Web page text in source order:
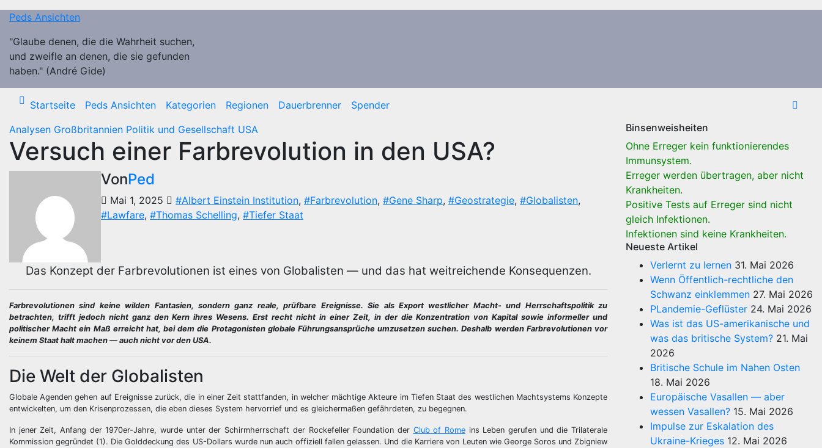
Zum
Inhalt
springen
Peds Ansichten
"Glaube denen, die die Wahrheit suchen,
und zweifle an denen, die sie gefunden
haben." (André Gide)
Startseite Peds Ansichten Kategorien Regionen Dauerbrenner
Spender
Analysen Großbritannien Politik und Gesellschaft USA
Versuch einer Farbrevolution in den USA?
VonPed
Mai 1, 2025 #Albert Einstein Institution, #Farbrevolution, #Gene Sharp, #Geostrategie, #Globalisten,
#Lawfare, #Thomas Schelling, #Tiefer Staat
Das Konzept der Farbrevolutionen ist eines von Globalisten — und das hat weitreichende Konsequenzen.
Farbrevolutionen sind keine wilden Fantasien, sondern ganz reale, prüfbare Ereignisse. Sie als Export westlicher Macht- und Herrschaftspolitik zu
betrachten, trifft jedoch nicht ganz den Kern ihres Wesens. Erst recht nicht in einer Zeit, in der die Konzentration von Kapital sowie informeller und
politischer Macht ein Maß erreicht hat, bei dem die Protagonisten globale Führungsansprüche umzusetzen suchen. Deshalb werden Farbrevolutionen vor
keinem Staat halt machen — auch nicht vor den USA.
Die Welt der Globalisten
Globale Agenden gehen auf Ereignisse zurück, die in einer Zeit stattfanden, in welcher mächtige Akteure im Tiefen Staat des westlichen Machtsystems Konzepte
entwickelten, um den Krisenprozessen, die eben dieses System hervorrief und es gleichermaßen gefährdeten, zu begegnen.
In jener Zeit, Anfang der 1970er-Jahre, wurde unter der Schirmherrschaft der Rockefeller Foundation der Club of Romeins Leben gerufen und die Trilaterale
Kommission gegründet (1). Die Golddeckung des US-Dollars wurde nun auch offiziell fallen gelassen. Und die Karriere von Leuten wie George Soros und Zbigniew
Binsenweisheiten
Ohne Erreger kein funktionierendes
Immunsystem.
Erreger werden übertragen, aber nicht
Krankheiten.
Positive Tests auf Erreger sind nicht
gleich Infektionen.
Infektionen sind keine Krankheiten.
Neueste Artikel
Verlernt zu lernen 31. Mai 2026
Wenn Öffentlich-rechtliche den
Schwanz einklemmen 27. Mai 2026
PLandemie-Geflüster 24. Mai 2026
Was ist das US-amerikanische und
was das britische System? 21. Mai
2026
Britische Schule im Nahen Osten
18. Mai 2026
Europäische Vasallen — aber
wessen Vasallen? 15. Mai 2026
Impulse zur Eskalation des
Ukraine-Krieges 12. Mai 2026